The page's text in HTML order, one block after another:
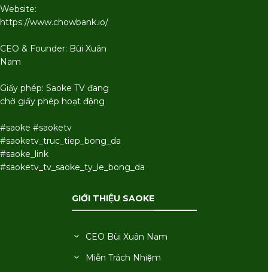
Website:
https://www.chowbank.io/
CEO & Founder: Bùi Xuân
Nam
Giấy phép: Saoke TV đang
chờ giấy phép hoạt động
#saoke #saoketv
#saoketv_truc_tiep_bong_da
#saoke_link
#saoketv_tv_saoke_ty_le_bong_da
GIỚI THIỆU SAOKE
CEO Bùi Xuân Nam
Miễn Trách Nhiệm